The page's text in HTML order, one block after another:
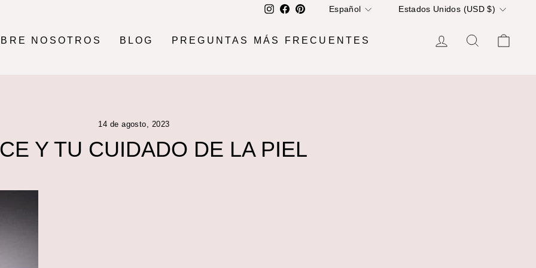
Instagram
Facebook
PinterestIDIOMA
Español MONEDA
Estados Unidos (USD $)
NOSOTROS BLOG PREGUNTAS MÁS FRECUENTES INGRESAR
BUSCAR
14 de agosto, 2023
Y TU CUIDADO DE LA PIEL